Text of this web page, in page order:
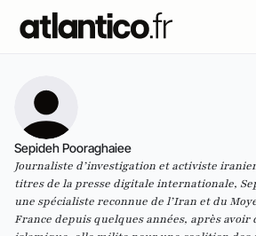
Sepideh Pooraghaiee
Journaliste d’investigation et activiste
titres de la presse digitale internationale,
une spécialiste reconnue de l’Iran et du
France depuis quelques années, après